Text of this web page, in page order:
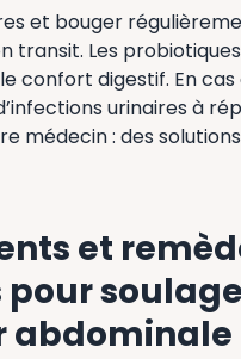
et bouger
transit. Les
confort digestif. En
urinaires à
médecin : des
et
abdominale